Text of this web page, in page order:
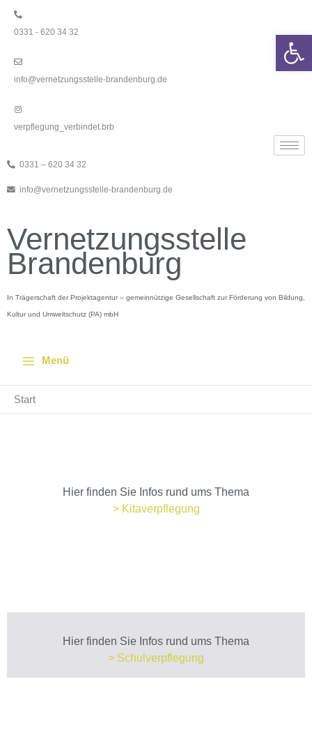
Inhalt
springen
0331 - 620 34 32
info@vernetzungsstelle-brandenburg.de
verpflegung_verbindet.brb
0331 – 620 34 32
info@vernetzungsstelle-brandenburg.de
Vernetzungsstelle
Brandenburg
In Trägerschaft der Projektagentur – gemeinnützige Gesellschaft zur Förderung von Bildung,
Kultur und Umweltschutz (PA) mbH
Menü
Start
Hier finden Sie Infos rund ums Thema
> Kitaver­pflegung
Hier finden Sie Infos rund ums Thema
> Schulverpflegung